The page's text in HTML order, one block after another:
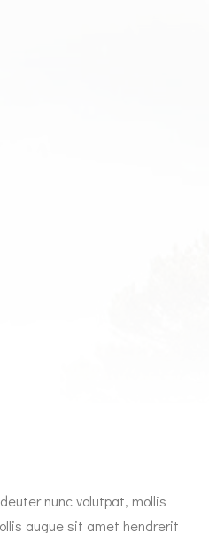
nunc volutpat, mollis
augue sit amet hendrerit